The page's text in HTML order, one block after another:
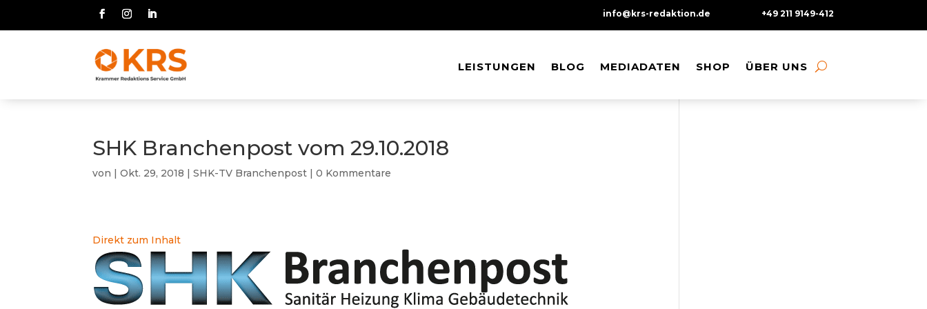
info@krs-redaktion.de +49 211 9149-412
LEISTUNGEN BLOG MEDIADATEN SHOP ÜBER UNS
LEISTUNGEN BLOG MEDIADATEN SHOP ÜBER UNS
SHK Branchenpost vom 29.10.2018
von |Okt. 29, 2018 |SHK-TV Branchenpost |0 Kommentare
Direkt zum Inhalt